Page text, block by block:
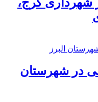
شهرداری کرج،
صنفی در شهرستان